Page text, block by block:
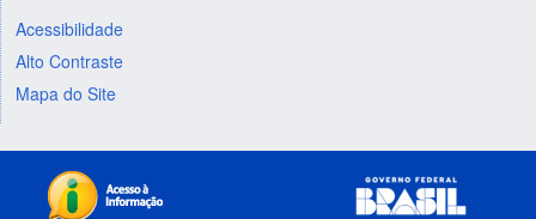
Acessibilidade
Alto Contraste
Mapa do Site